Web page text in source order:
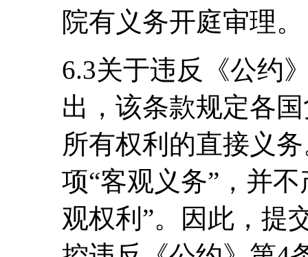
院有义务开庭审理。
6.3关于违反《公约
出，该条款规定各
所有权利的直接义
项“客观义务”，并
观权利”。因此，提